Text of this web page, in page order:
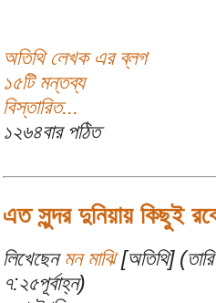
অতিথি লেখক এর ব্লগ
১৫টি মন্তব্য
বিস্তারিত...
১২৬৪বার পঠিত
এত সুন্দর দুনিয়ায় কিছুই
লিখেছেন মন মাঝি[অতিথি]
৭:২৫পূর্বাহ্ন)